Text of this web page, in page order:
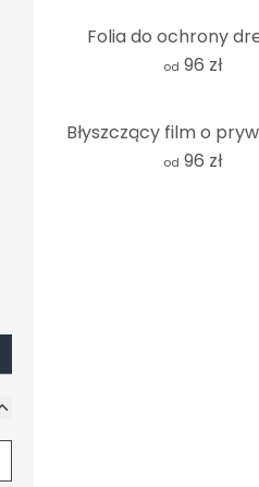
Folia do ochrony
od 96 zł
od 96 zł